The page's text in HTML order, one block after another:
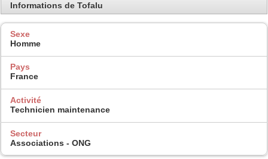
Informations de Tofalu
Sexe
Homme
Pays
France
Activité
Technicien maintenance
Secteur
Associations - ONG